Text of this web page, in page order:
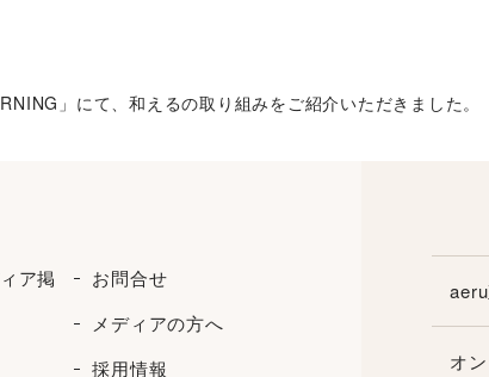
」にて、和えるの取り組みをご紹介いただきました。
ア掲
お問合せ
メディアの方へ
採用情報
オ